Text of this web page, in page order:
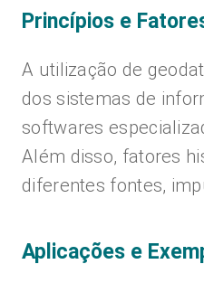
Princípios e
A utilização de
dos sistemas de
softwares
Além disso, fatores
diferentes fontes,
Aplicações e